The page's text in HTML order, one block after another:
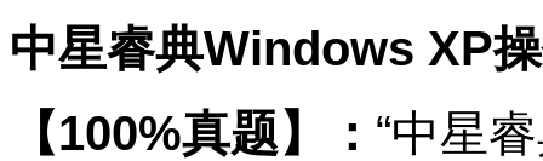
中星睿典Windows XP
【100%真题】： “中星